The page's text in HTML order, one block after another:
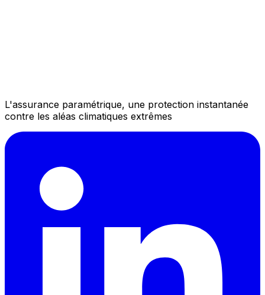
L'assurance paramétrique, une protection instantanée
contre les aléas climatiques extrêmes